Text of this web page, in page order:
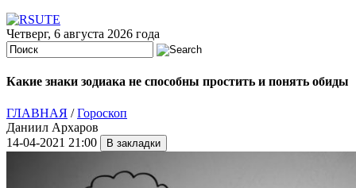
Четверг, 6 августа 2026 года
Какие знаки зодиака не способны простить и понять обиды
ГЛАВНАЯ /Гороскоп
Даниил Архаров
14-04-2021 21:00